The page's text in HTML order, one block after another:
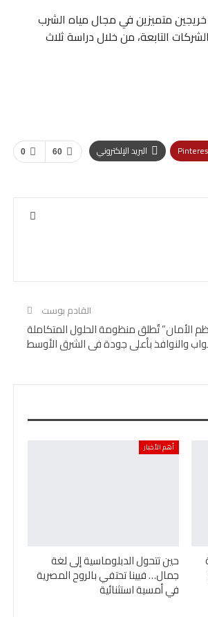
متميزين في مجال مياه الشرب
التابعة، من خلال دراسة ثلاث
0 60 البريد الإلكتروني
القادم بوست
الأمان” تٌطلق منظومة الحلول المتكاملة
والنوافذ بأعلى جودة فى الشرق الأوسط
أهم الأخبار
حين تتحول الدبلوماسية إلى لغة
جمال… فيينا تحتفي بالروح المصرية
في أمسية استثنائية